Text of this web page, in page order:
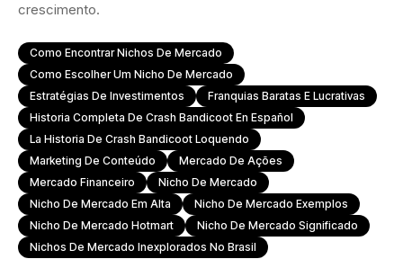
crescimento.
Como Encontrar Nichos De Mercado
Como Escolher Um Nicho De Mercado
Estratégias De Investimentos
Franquias Baratas E Lucrativas
Historia Completa De Crash Bandicoot En Español
La Historia De Crash Bandicoot Loquendo
Marketing De Conteúdo
Mercado De Ações
Mercado Financeiro
Nicho De Mercado
Nicho De Mercado Em Alta
Nicho De Mercado Exemplos
Nicho De Mercado Hotmart
Nicho De Mercado Significado
Nichos De Mercado Inexplorados No Brasil